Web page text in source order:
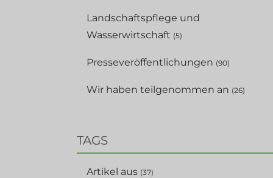
Landschaftspflege und
Wasserwirtschaft (5)
Presseveröffentlichungen (90)
Wir haben teilgenommen an (26)
TAGS
Artikel aus (37)